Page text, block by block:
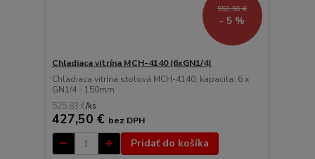
553,50 €
- 5 %
Chladiaca vitrína MCH-4140 (6xGN1/4)
Chladiaca vitrína stolová MCH-4140, kapacita: 6 x
GN1/4 - 150mm
525,83 €/ks
427,50 € bez DPH
Pridať do košíka